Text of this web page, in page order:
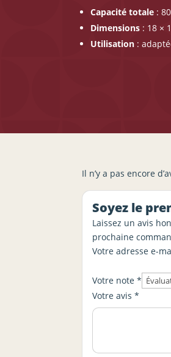
Capacité totale :
Dimensions : 18 ×
Utilisation :
Il n’y a pas encore
Soyez le
Laissez un avis
prochaine
Votre adresse e-
Votre note*
Votre avis*